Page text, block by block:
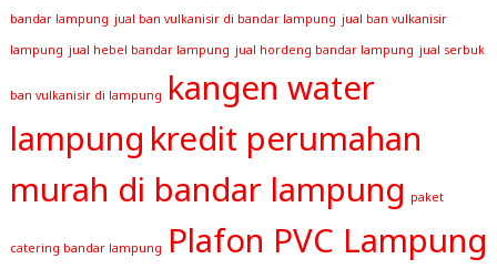
bandar lampung jual ban vulkanisir di bandar lampung jual ban vulkanisir
lampung jual hebel bandar lampung jual hordeng bandar lampung jual serbuk
ban vulkanisir di lampung kangen water
lampung kredit perumahan
murah di bandar lampung paket
catering bandar lampung Plafon PVC Lampung